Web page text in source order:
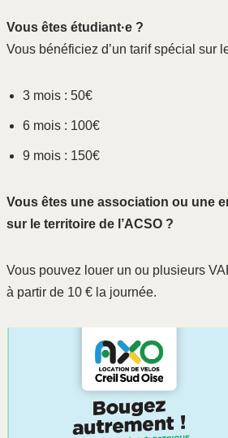
Vous êtes étudiant·e ?
Vous bénéficiez d’un tarif spécial sur
3 mois : 50€
6 mois : 100€
9 mois : 150€
Vous êtes une association ou une
sur le territoire de l’ACSO ?
Vous pouvez louer un ou plusieurs
à partir de 10 € la journée.